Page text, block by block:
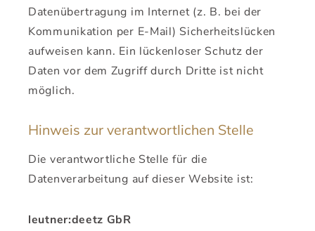
Datenübertragung im Internet (z. B. bei der
Kommunikation per E-Mail) Sicherheitslücken
aufweisen kann. Ein lückenloser Schutz der
Daten vor dem Zugriff durch Dritte ist nicht
möglich.
Hinweis zur verantwortlichen Stelle
Die verantwortliche Stelle für die
Datenverarbeitung auf dieser Website ist:
leutner:deetz GbR